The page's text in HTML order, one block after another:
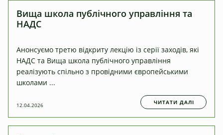
Вища школа публічного управління та
НАДС
Анонсуємо третю відкриту лекцію із серії заходів, які
НАДС та Вища школа публічного управління
реалізують спільно з провідними європейськими
школами ...
12.04.2026 ЧИТАТИ ДАЛІ